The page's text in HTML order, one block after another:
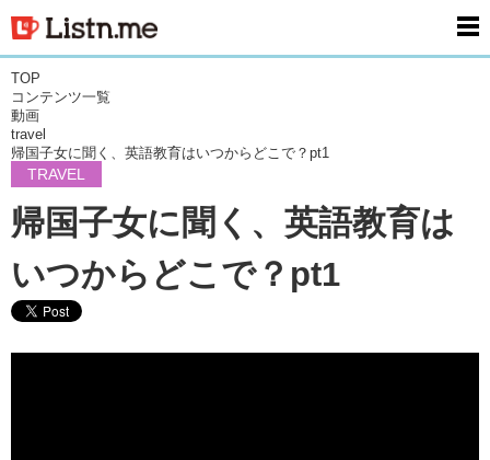
TOP
コンテンツ一覧
動画
travel
帰国子女に聞く、英語教育はいつからどこで？pt1
TRAVEL
帰国子女に聞く、英語教育は
いつからどこで？pt1